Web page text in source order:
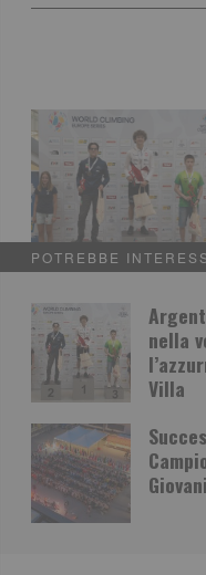
POTREBBE
nella
Villa
Argento europeo
velocità per
Giorgio Villa
Nella tappa di World
Youth Series Speed a St.
Pölten 15 azzurri